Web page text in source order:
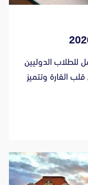
2025: دليلك الشامل للطلاب الدوليين
القارة وتتميز